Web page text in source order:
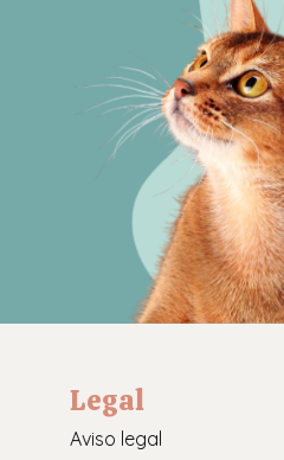
Legal
Aviso legal